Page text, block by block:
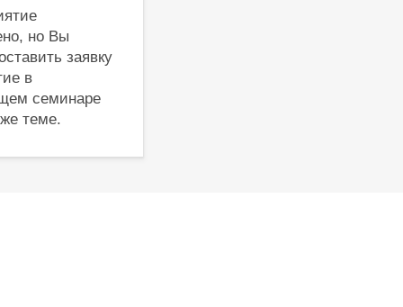
но Вы
заявку
в
семинаре
теме.